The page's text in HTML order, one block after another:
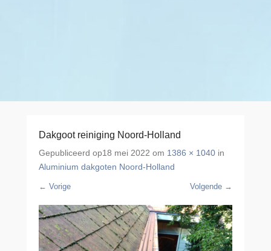
Dakgoot reiniging Noord-Holland
Gepubliceerd op18 mei 2022 om 1386 × 1040 in
Aluminium dakgoten Noord-Holland
← Vorige Volgende →